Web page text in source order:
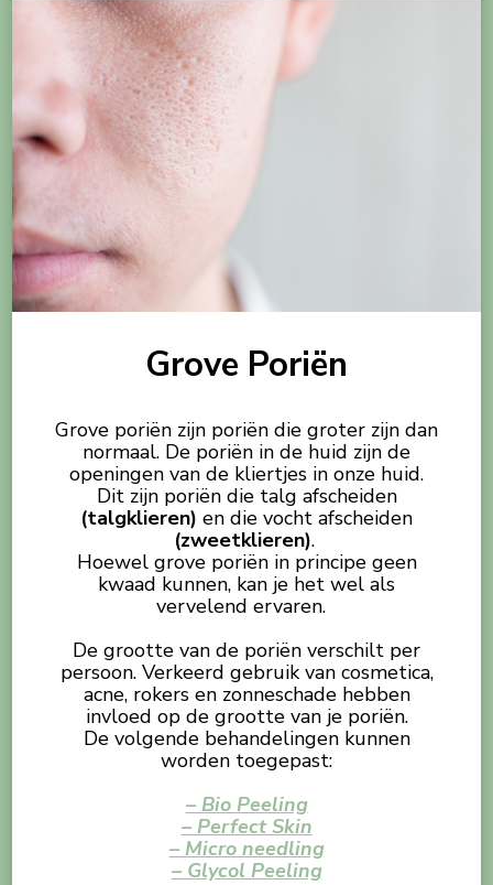
Grove Poriën
Grove poriën zijn poriën die groter zijn dan
normaal. De poriën in de huid zijn de
openingen van de kliertjes in onze huid.
Dit zijn poriën die talg afscheiden
(talgklieren) en die vocht afscheiden
(zweetklieren).
Hoewel grove poriën in principe geen
kwaad kunnen, kan je het wel als
vervelend ervaren.
De grootte van de poriën verschilt per
persoon. Verkeerd gebruik van cosmetica,
acne, rokers en zonneschade hebben
invloed op de grootte van je poriën.
De volgende behandelingen kunnen
worden toegepast:
– Bio Peeling
– Perfect Skin
– Micro needling
– Glycol Peeling